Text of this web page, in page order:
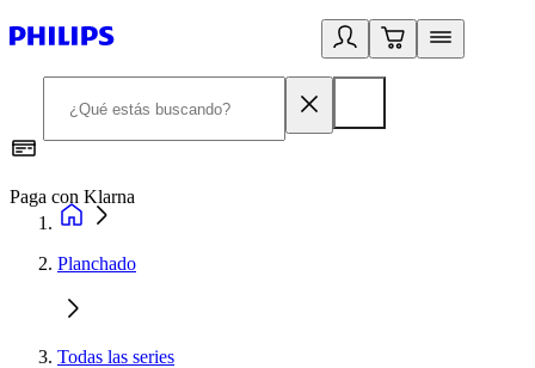
Paga con Klarna
Planchado
Todas las series